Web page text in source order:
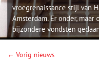
vroegrenaissance stijl van
Amsterdam. Er onder,
bijzondere vondsten
← Vorig nieuws